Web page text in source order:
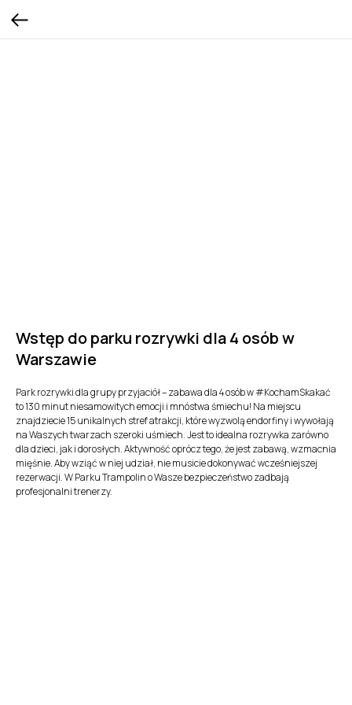
Wstęp do parku rozrywki dla 4 osób w
Warszawie
Park rozrywki dla grupy przyjaciół – zabawa dla 4 osób w #KochamSkakać
to 130 minut niesamowitych emocji i mnóstwa śmiechu! Na miejscu
znajdziecie 15 unikalnych stref atrakcji, które wyzwolą endorfiny i wywołają
na Waszych twarzach szeroki uśmiech. Jest to idealna rozrywka zarówno
dla dzieci, jak i dorosłych. Aktywność oprócz tego, że jest zabawą, wzmacnia
mięśnie. Aby wziąć w niej udział, nie musicie dokonywać wcześniejszej
rezerwacji. W Parku Trampolin o Wasze bezpieczeństwo zadbają
profesjonalni trenerzy.